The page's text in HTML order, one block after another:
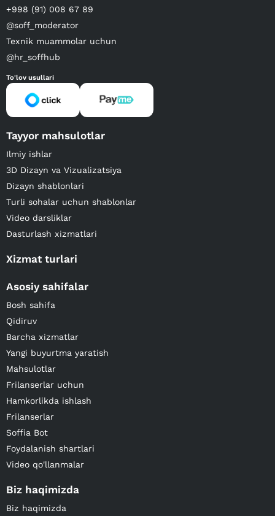
+998 (91) 008 67 89
@soff_moderator
Texnik muammolar uchun
@hr_soffhub
To'lov usullari
Tayyor mahsulotlar
Ilmiy ishlar
3D Dizayn va Vizualizatsiya
Dizayn shablonlari
Turli sohalar uchun shablonlar
Video darsliklar
Dasturlash xizmatlari
Xizmat turlari
Asosiy sahifalar
Bosh sahifa
Qidiruv
Barcha xizmatlar
Yangi buyurtma yaratish
Mahsulotlar
Frilanserlar uchun
Hamkorlikda ishlash
Frilanserlar
Soffia Bot
Foydalanish shartlari
Video qo'llanmalar
Biz haqimizda
Biz haqimizda